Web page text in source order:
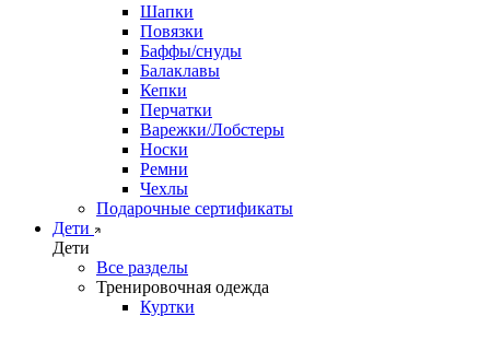
Шапки
Повязки
Баффы/снуды
Балаклавы
Кепки
Перчатки
Варежки/Лобстеры
Носки
Ремни
Чехлы
Подарочные сертификаты
Дети
Дети
Все разделы
Тренировочная одежда
Куртки